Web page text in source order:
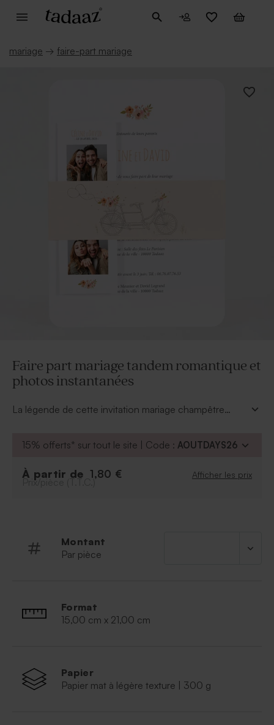
mariage → faire-part mariage
Faire part mariage tandem romantique et
photos instantanées
La légende de cette invitation mariage champêtre
symbolique, cefaire part mariage tandem
parmi nos faire part tendances. Grâce à notre outil de
couleurs. On aime la finition parfaite de ce modèle aux
bords arrondis. L'illustration de ce modèle est
Tout comme nous vous allez l'adorer.
15% offerts* sur tout le site | Code : AOUTDAYS26
À partir de 1,80 € Afficher les prix
Prix/pièce (T.T.C.)
Montant
Par pièce
Format
15,00 cm x 21,00 cm
Papier
Papier mat à légère texture | 300 g